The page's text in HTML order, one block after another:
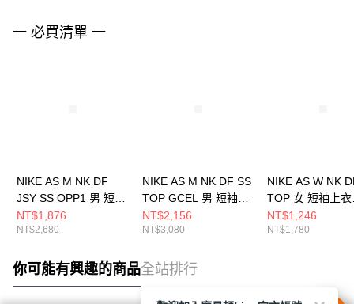
一 必買清單 一
NIKE AS M NK DF
JSY SS OPP1 男 短袖
上衣 IH4973010
NT$1,876
NT$2,680
NIKE AS M NK DF SS
TOP GCEL 男 短袖上
衣 IH9267010
NT$2,156
NT$3,080
NIKE AS W NK
TOP 女 短袖上衣
HQ8080104
NT$1,246
NT$1,780
你可能有興趣的商品全站排行